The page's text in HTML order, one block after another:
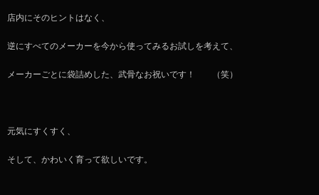
店内にそのヒントはなく、
逆にすべてのメーカーを今から使ってみるお試しを考えて、
メーカーごとに袋詰めした、武骨なお祝いです！ （笑）
元気にすくすく、
そして、かわいく育って欲しいです。